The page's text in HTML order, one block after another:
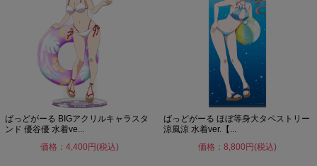
ばっどがーる BIGアクリルキャラスタ
ンド 優谷優 水着ve...
価格：4,400円(税込)
ばっどがーる ほぼ等身大タペストリー
涼風涼 水着ver.【...
価格：8,800円(税込)